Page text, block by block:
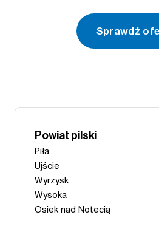
Sprawdź
Powiat pilski
Piła
Ujście
Wyrzysk
Wysoka
Osiek nad Notecią